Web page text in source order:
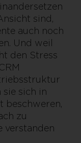
sind,
auch noch
Und weil
den Stress
sie sich in
beschweren,
zu
verstanden